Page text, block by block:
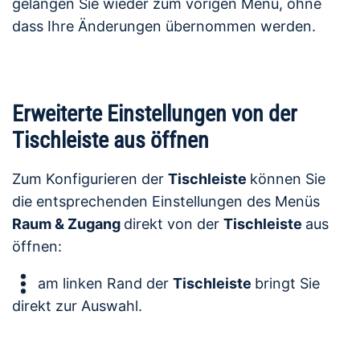
gelangen Sie wieder zum vorigen Menü, ohne
dass Ihre Änderungen übernommen werden.
Erweiterte Einstellungen von der
Tischleiste aus öffnen
Zum Konfigurieren der Tischleiste können Sie
die entsprechenden Einstellungen des Menüs
Raum & Zugang direkt von der Tischleiste aus
öffnen:
am linken Rand derTischleiste bringt Sie
direkt zur Auswahl.